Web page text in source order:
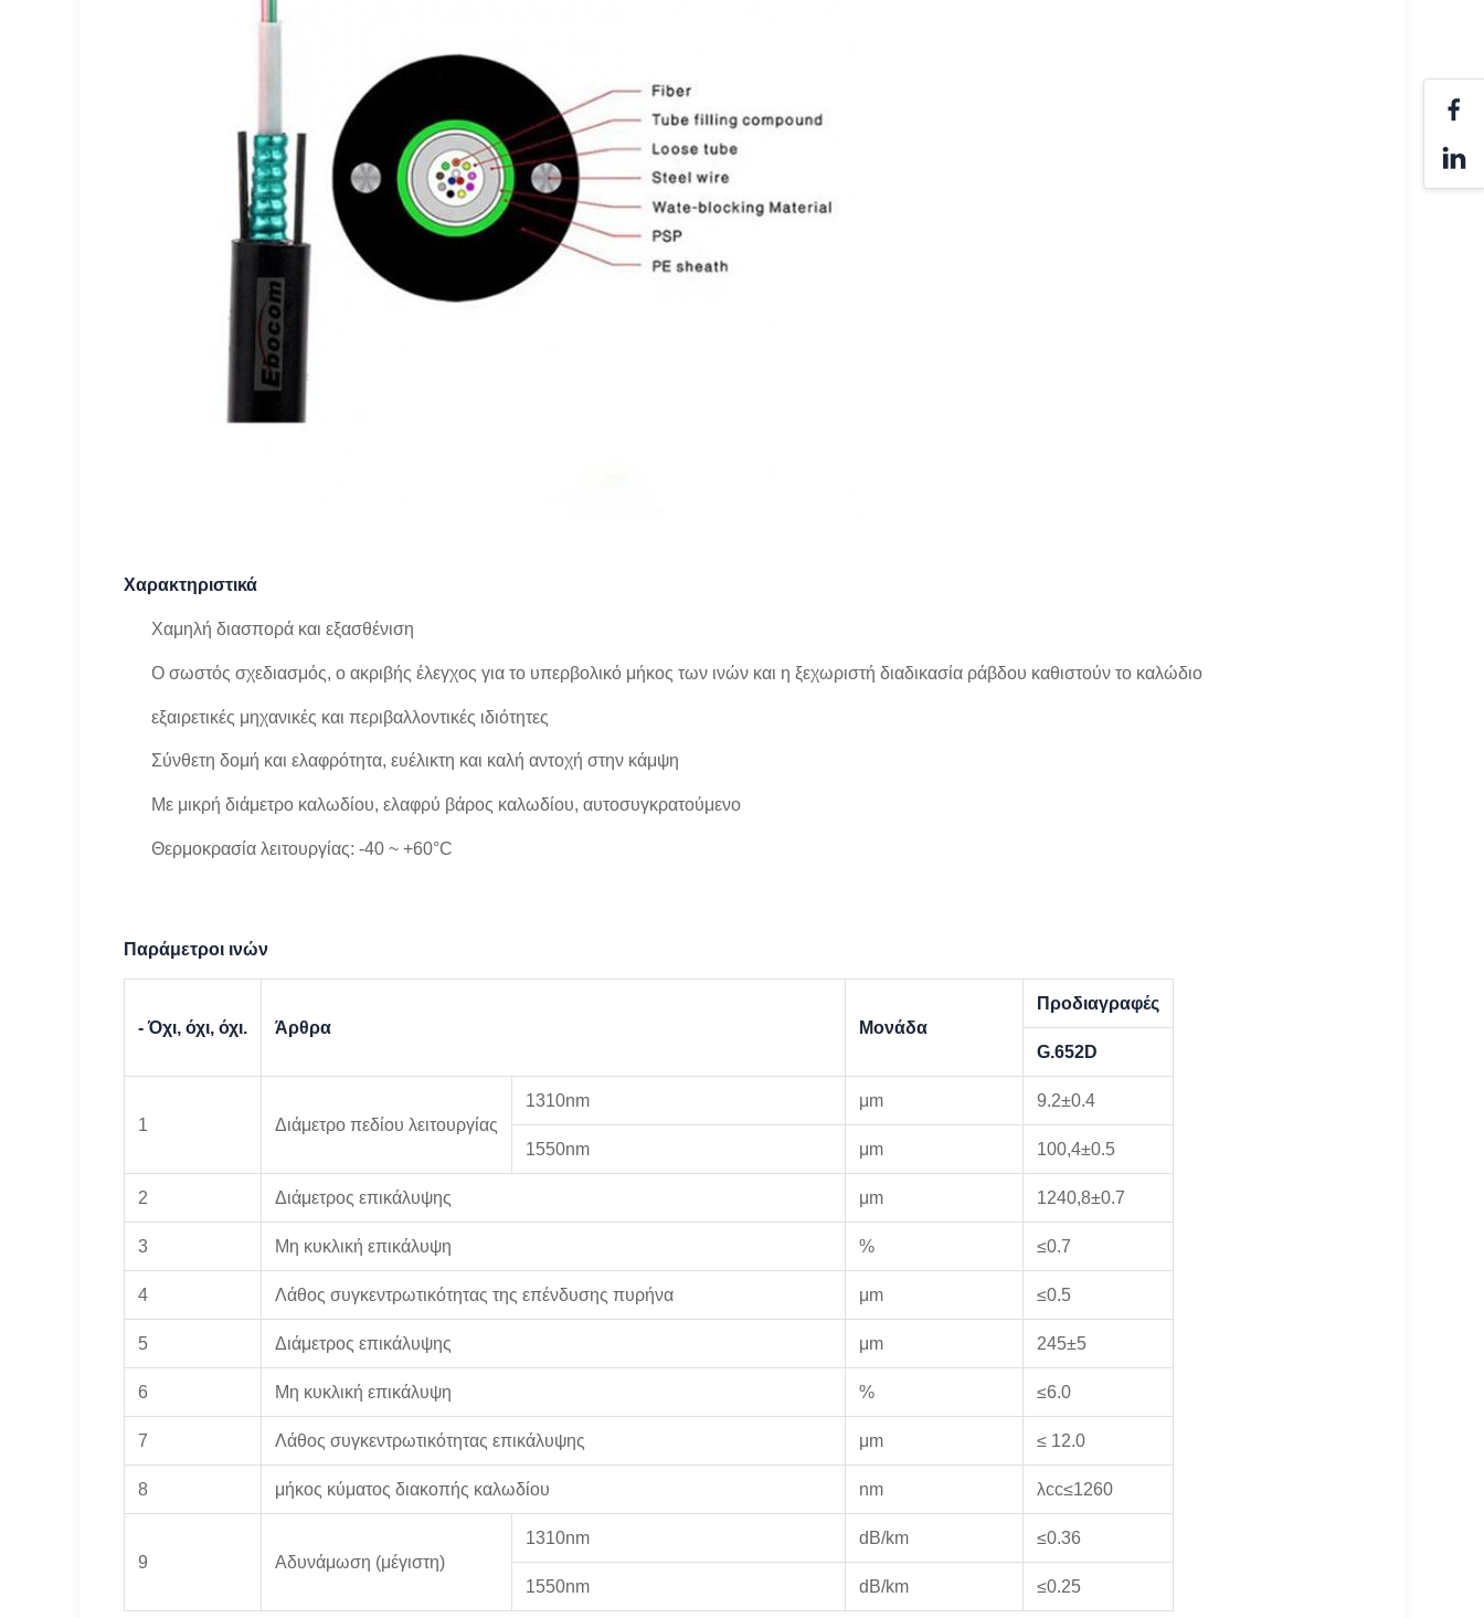
Χαρακτηριστικά
Χαμηλή διασπορά και εξασθένιση
Ο σωστός σχεδιασμός, ο ακριβής έλεγχος για το υπερβολικό μήκος των ινών και η ξεχωριστή διαδικασία ράβδου καθιστούν το καλώδιο
εξαιρετικές μηχανικές και περιβαλλοντικές ιδιότητες
Σύνθετη δομή και ελαφρότητα, ευέλικτη και καλή αντοχή στην κάμψη
Με μικρή διάμετρο καλωδίου, ελαφρύ βάρος καλωδίου, αυτοσυγκρατούμενο
Θερμοκρασία λειτουργίας: -40 ~ +60°C
Παράμετροι ινών
- Όχι, όχι, όχι. Άρθρα Μονάδα
Προδιαγραφές
G.652D
1 Διάμετρο πεδίου λειτουργίας
1310nm μm 9.2±0.4
1550nm μm 100,4±0.5
2 Διάμετρος επικάλυψης μm 1240,8±0.7
3 Μη κυκλική επικάλυψη % ≤0.7
4 Λάθος συγκεντρωτικότητας της επένδυσης πυρήνα μm ≤0.5
5 Διάμετρος επικάλυψης μm 245±5
6 Μη κυκλική επικάλυψη % ≤6.0
7 Λάθος συγκεντρωτικότητας επικάλυψης μm ≤ 12.0
8 μήκος κύματος διακοπής καλωδίου nm λcc≤1260
9 Αδυνάμωση (μέγιστη)
1310nm dB/km ≤0.36
1550nm dB/km ≤0.25